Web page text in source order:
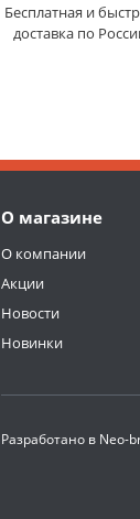
Бесплатная и
доставка по
О магазине
О компании
Акции
Новости
Новинки
Разработано в Neo-